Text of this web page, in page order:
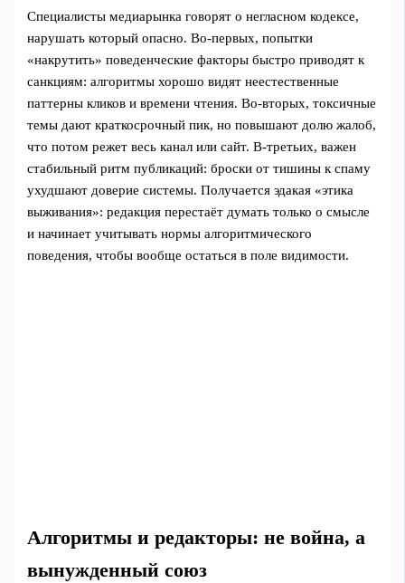
Специалисты медиарынка говорят о негласном кодексе,
нарушать который опасно. Во‑первых, попытки
«накрутить» поведенческие факторы быстро приводят к
санкциям: алгоритмы хорошо видят неестественные
паттерны кликов и времени чтения. Во‑вторых, токсичные
темы дают краткосрочный пик, но повышают долю жалоб,
что потом режет весь канал или сайт. В‑третьих, важен
стабильный ритм публикаций: броски от тишины к спаму
ухудшают доверие системы. Получается эдакая «этика
выживания»: редакция перестаёт думать только о смысле
и начинает учитывать нормы алгоритмического
поведения, чтобы вообще остаться в поле видимости.
Алгоритмы и редакторы: не война, а
вынужденный союз